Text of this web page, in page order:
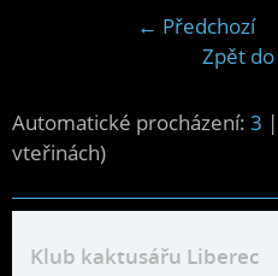
← Předchozí
Zpět
Automatické procházení: 3 |
vteřinách)
Klub kaktusářu Liberec